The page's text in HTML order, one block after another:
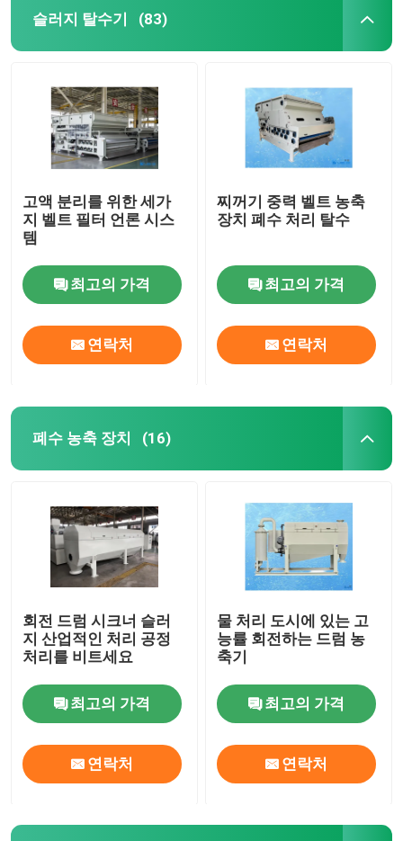
슬러지 탈수기 (83)
고액 분리를 위한 세가
지 벨트 필터 언론 시스
템
최고의 가격
연락처
찌꺼기 중력 벨트 농축
장치 폐수 처리 탈수
최고의 가격
연락처
폐수 농축 장치 (16)
회전 드럼 시크너 슬러
지 산업적인 처리 공정
처리를 비트세요
최고의 가격
연락처
물 처리 도시에 있는 고
능률 회전하는 드럼 농
축기
최고의 가격
연락처